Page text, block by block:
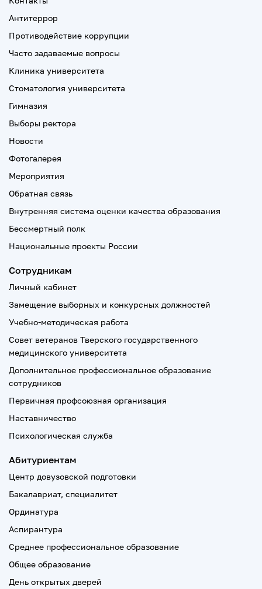
Антитеррор
Противодействие коррупции
Часто задаваемые вопросы
Клиника университета
Стоматология университета
Гимназия
Выборы ректора
Новости
Фотогалерея
Мероприятия
Обратная связь
Внутренняя система оценки качества образования
Бессмертный полк
Национальные проекты России
Сотрудникам
Личный кабинет
Замещение выборных и конкурсных должностей
Учебно-методическая работа
Совет ветеранов Тверского государственного
медицинского университета
Дополнительное профессиональное образование
сотрудников
Первичная профсоюзная организация
Наставничество
Психологическая служба
Абитуриентам
Центр довузовской подготовки
Бакалавриат, специалитет
Ординатура
Аспирантура
Среднее профессиональное образование
Общее образование
День открытых дверей